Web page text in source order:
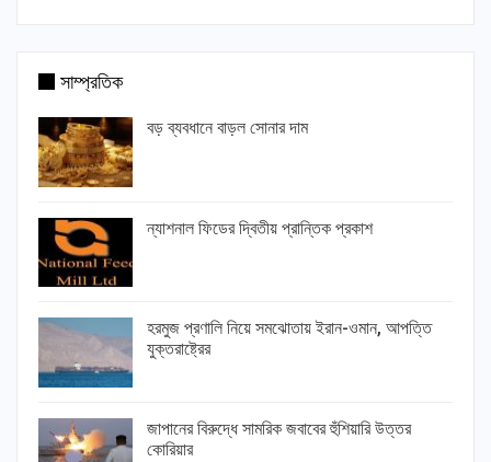
সাম্প্রতিক
বড় ব্যবধানে বাড়ল সোনার দাম
ন্যাশনাল ফিডের দ্বিতীয় প্রান্তিক প্রকাশ
হরমুজ প্রণালি নিয়ে সমঝোতায় ইরান-ওমান, আপত্তি
যুক্তরাষ্ট্রের
জাপানের বিরুদ্ধে সামরিক জবাবের হুঁশিয়ারি উত্তর
কোরিয়ার